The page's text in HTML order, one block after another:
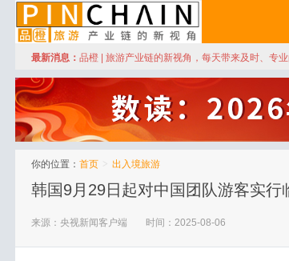
品橙旅游
最新消息： 品橙 | 旅游产业链的新视角，每天带来及时、专
你的位置： 首页 > 出入境旅游
韩国9月29日起对中国团队游客实行
来源：央视新闻客户端 时间：2025-08-06